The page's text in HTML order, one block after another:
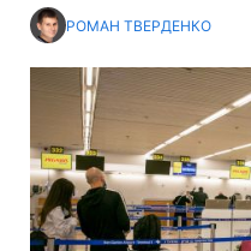
РОМАН ТВЕРДЕНКО